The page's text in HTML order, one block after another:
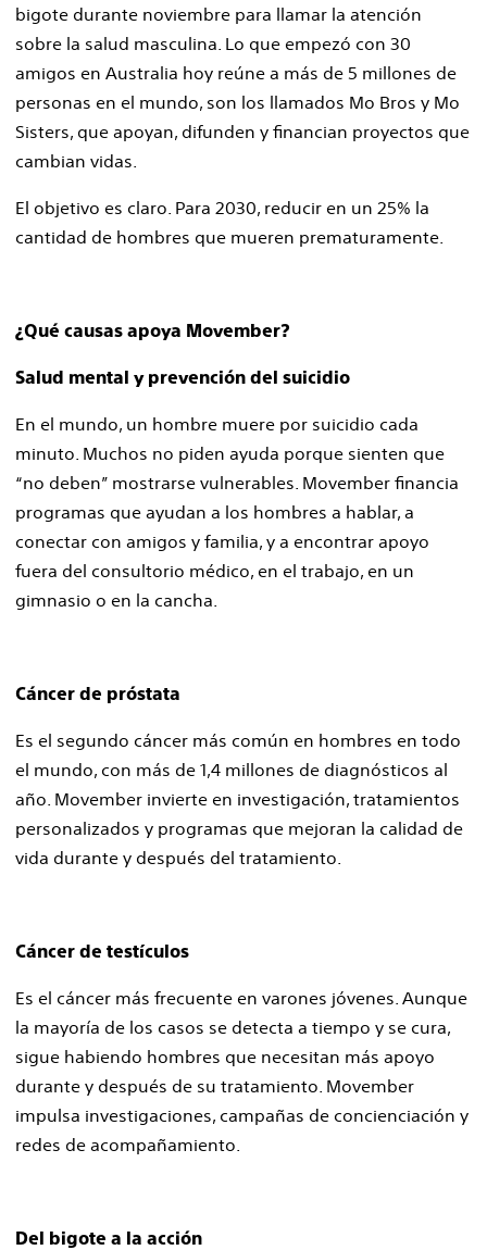
bigote durante noviembre para llamar la atención
sobre la salud masculina. Lo que empezó con 30
amigos en Australia hoy reúne a más de 5 millones de
personas en el mundo, son los llamados Mo Bros y Mo
Sisters, que apoyan, difunden y financian proyectos que
cambian vidas.
El objetivo es claro. Para 2030, reducir en un 25% la
cantidad de hombres que mueren prematuramente.
¿Qué causas apoya Movember?
Salud mental y prevención del suicidio
En el mundo, un hombre muere por suicidio cada
minuto. Muchos no piden ayuda porque sienten que
“no deben” mostrarse vulnerables. Movember financia
programas que ayudan a los hombres a hablar, a
conectar con amigos y familia, y a encontrar apoyo
fuera del consultorio médico, en el trabajo, en un
gimnasio o en la cancha.
Cáncer de próstata
Es el segundo cáncer más común en hombres en todo
el mundo, con más de 1,4 millones de diagnósticos al
año. Movember invierte en investigación, tratamientos
personalizados y programas que mejoran la calidad de
vida durante y después del tratamiento.
Cáncer de testículos
Es el cáncer más frecuente en varones jóvenes. Aunque
la mayoría de los casos se detecta a tiempo y se cura,
sigue habiendo hombres que necesitan más apoyo
durante y después de su tratamiento. Movember
impulsa investigaciones, campañas de concienciación y
redes de acompañamiento.
Del bigote a la acción